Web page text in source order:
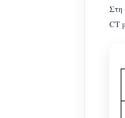
Στη
CT